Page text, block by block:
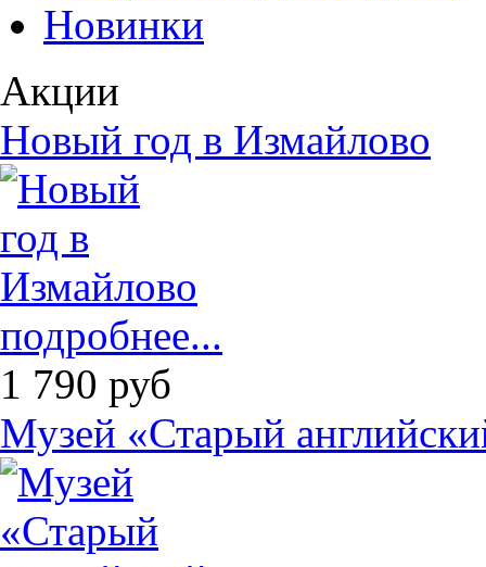
Новинки
Акции
Новый год в Измайлово
подробнее...
1 790 руб
Музей «Старый